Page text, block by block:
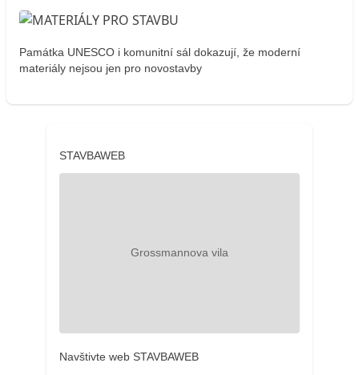
Památka UNESCO i komunitní sál dokazují, že moderní
materiály nejsou jen pro novostavby
STAVBAWEB
Navštivte web STAVBAWEB